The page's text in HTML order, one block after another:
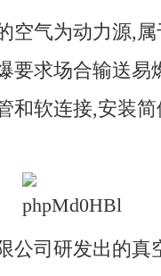
空气为动力源,
要求场合输送易
和软连接,安装
公司研发出的真